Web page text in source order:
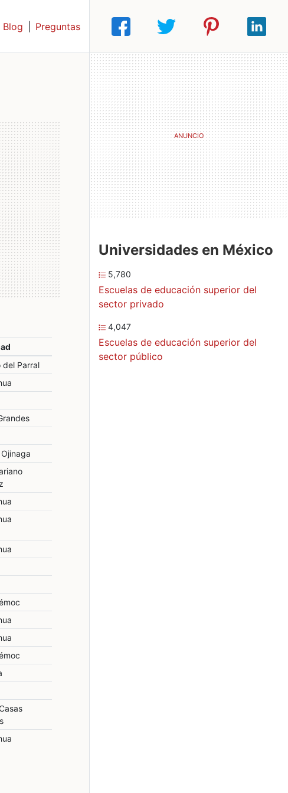
Blog Preguntas
del Parral
Universidades en México
5,780
Escuelas de educación superior del
sector privado
4,047
Escuelas de educación superior del
sector público